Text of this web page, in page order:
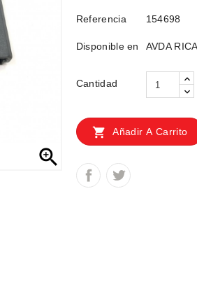

Referencia 154698
Disponible en AVDA
Cantidad
 Añadir A Carrito